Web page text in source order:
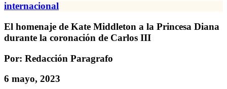
internacional
El homenaje de Kate Middleton a la Princesa Diana
durante la coronación de Carlos III
Por: Redacción Paragrafo
6 mayo, 2023